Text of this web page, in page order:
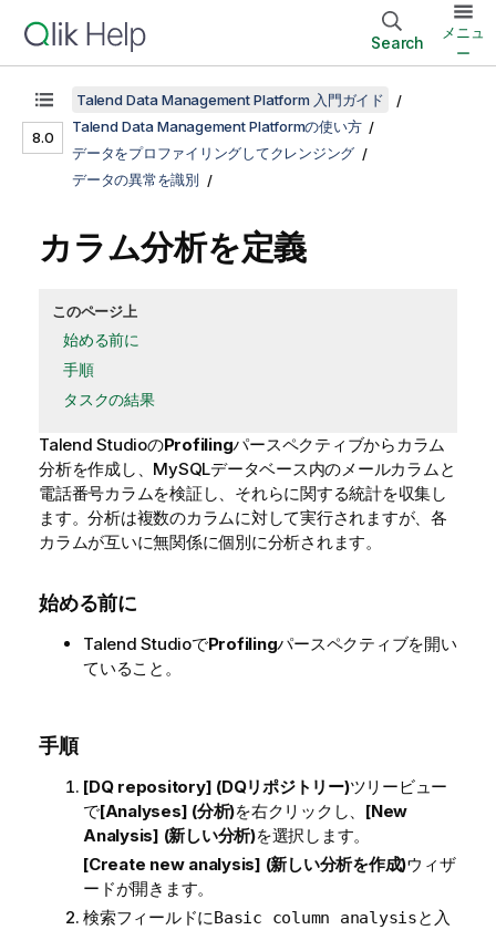
Search
メニュ
ー
8.0
Talend Data Management Platform 入門ガイド
Talend Data Management Platformの使い方
データをプロファイリングしてクレンジング
データの異常を識別
カラム分析を定義
このページ上
始める前に
手順
タスクの結果
Talend StudioのProfilingパースペクティブからカラム
分析を作成し、MySQLデータベース内のメールカラムと
電話番号カラムを検証し、それらに関する統計を収集し
ます。分析は複数のカラムに対して実行されますが、各
カラムが互いに無関係に個別に分析されます。
始める前に
Talend StudioでProfilingパースペクティブを開い
ていること。
手順
[DQ repository] (DQリポジトリー)ツリービュー
で[Analyses] (分析)を右クリックし、 [New
Analysis] (新しい分析)を選択します。
[Create new analysis] (新しい分析を作成)ウィザ
ードが開きます。
検索フィールドにBasic column analysisと入